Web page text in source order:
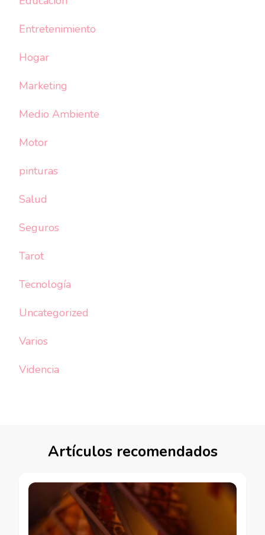
Entretenimiento
Hogar
Marketing
Medio Ambiente
Motor
pinturas
Salud
Seguros
Tarot
Tecnología
Uncategorized
Varios
Videncia
Artículos recomendados